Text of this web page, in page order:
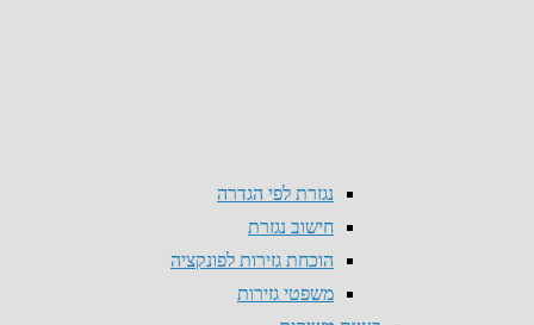
נגזרת לפי הגדרה
חישוב נגזרת
הוכחת גזירות לפונקציה
משפטי גזירות